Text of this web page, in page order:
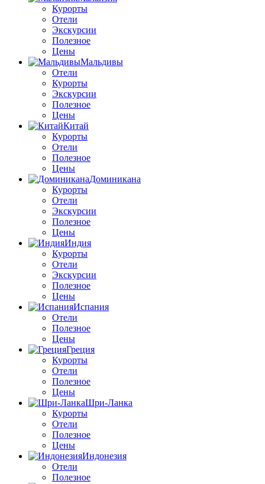
Курорты
Отели
Экскурсии
Полезное
Цены
Мальдивы
Отели
Курорты
Экскурсии
Полезное
Цены
Китай
Курорты
Отели
Полезное
Цены
Доминикана
Курорты
Отели
Экскурсии
Полезное
Цены
Индия
Курорты
Отели
Экскурсии
Полезное
Цены
Испания
Отели
Полезное
Цены
Греция
Курорты
Отели
Полезное
Цены
Шри-Ланка
Курорты
Отели
Полезное
Цены
Индонезия
Отели
Полезное